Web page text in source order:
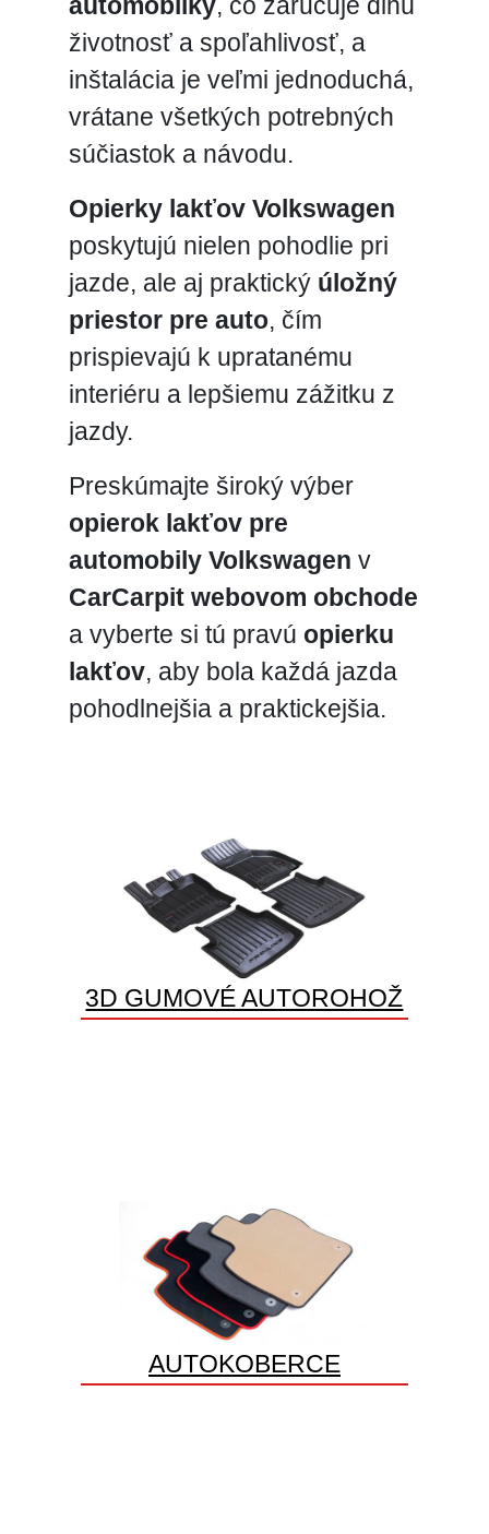
životnosť a spoľahlivosť, a
inštalácia je veľmi jednoduchá,
vrátane všetkých potrebných
súčiastok a návodu.
Opierky lakťov Volkswagen
poskytujú nielen pohodlie pri
jazde, ale aj praktický úložný
priestor pre auto, čím
prispievajú k upratanému
interiéru a lepšiemu zážitku z
jazdy.
Preskúmajte široký výber
opierok lakťov pre
automobily Volkswagen v
CarCarpit webovom obchode
a vyberte si tú pravú opierku
lakťov, aby bola každá jazda
pohodlnejšia a praktickejšia.
3D GUMOVÉ AUTOROHOŽ
AUTOKOBERCE